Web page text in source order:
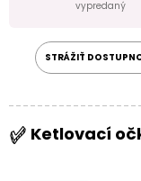
vypredaný
STRÁŽIŤ
Ketlovací